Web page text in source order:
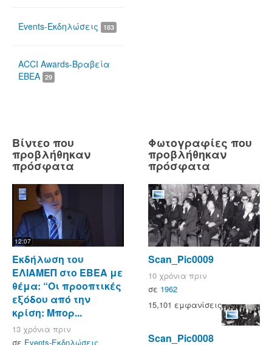
Events-Εκδηλώσεις 183
ACCI Awards-Βραβεία
ΕΒΕΑ 29
Βίντεο που
προβλήθηκαν
πρόσφατα
12:07
Eκδήλωση του
ΕΛΙΑΜΕΠ στο ΕΒΕΑ με
θέμα: “Οι προοπτικές
εξόδου από την
κρίση: Μπορ...
13 χρόνια πριν
σε Events-Εκδηλώσεις
Φωτογραφίες που
προβλήθηκαν
πρόσφατα
Scan_Pic0009
10 χρόνια πριν
σε 1962
15,101 εμφανίσεις
Scan_Pic0008